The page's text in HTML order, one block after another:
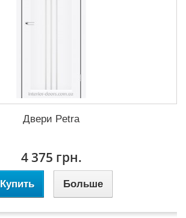
Двери Petra
4 375 грн.
Купить Больше